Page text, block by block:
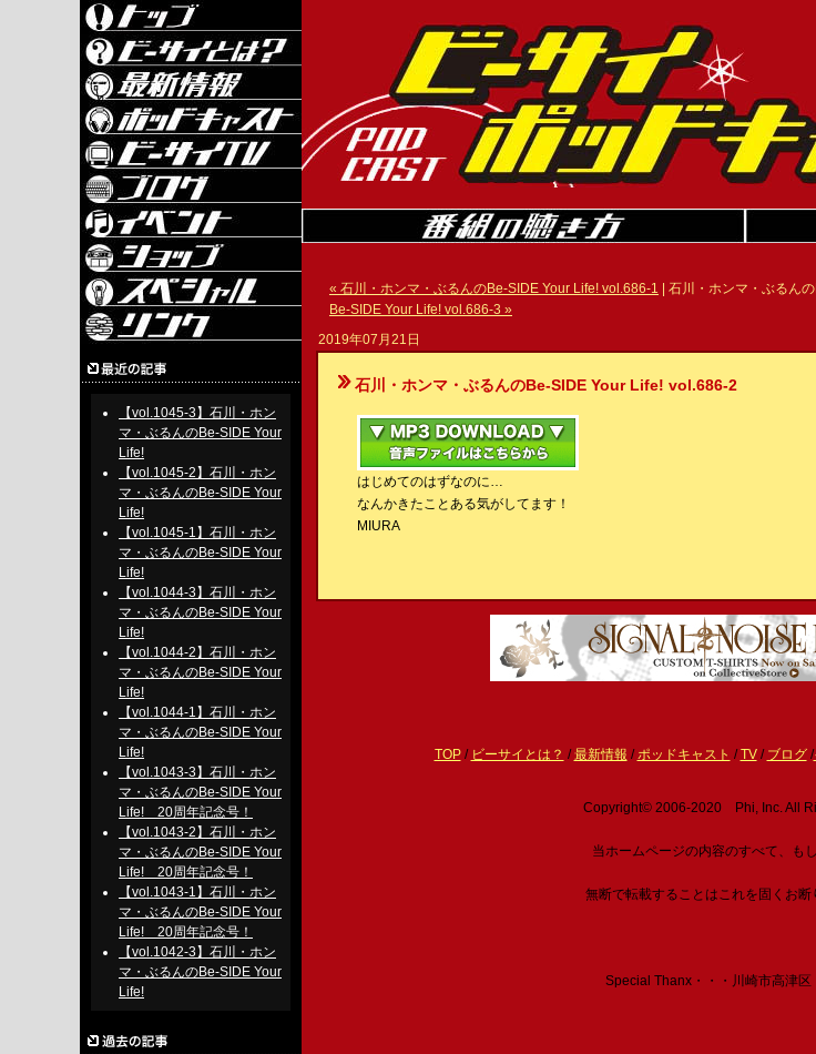
【vol.1045-3】石川・ホン
マ・ぶるんのBe-SIDE Your
Life!
【vol.1045-2】石川・ホン
マ・ぶるんのBe-SIDE Your
Life!
【vol.1045-1】石川・ホン
マ・ぶるんのBe-SIDE Your
Life!
【vol.1044-3】石川・ホン
マ・ぶるんのBe-SIDE Your
Life!
【vol.1044-2】石川・ホン
マ・ぶるんのBe-SIDE Your
Life!
【vol.1044-1】石川・ホン
マ・ぶるんのBe-SIDE Your
Life!
【vol.1043-3】石川・ホン
マ・ぶるんのBe-SIDE Your
Life! 20周年記念号！
【vol.1043-2】石川・ホン
マ・ぶるんのBe-SIDE Your
Life! 20周年記念号！
【vol.1043-1】石川・ホン
マ・ぶるんのBe-SIDE Your
Life! 20周年記念号！
【vol.1042-3】石川・ホン
マ・ぶるんのBe-SIDE Your
Life!
« 石川・ホンマ・ぶるんのBe-SIDE Your Life! vol.686-1 | 石川・ホンマ・ぶるん
Be-SIDE Your Life! vol.686-3 »
2019年07月21日
石川・ホンマ・ぶるんのBe-SIDE Your Life! vol.686-2
はじめてのはずなのに…
なんかきたことある気がしてます！
MIURA
TOP/ ビーサイとは？ /最新情報 /ポッドキャスト /TV/ ブログ/
Copyright© 2006-2020 Phi, Inc. All
当ホームページの内容のすべて、も
無断で転載することはこれを固くお断
Special Thanx・・・川崎市高津区